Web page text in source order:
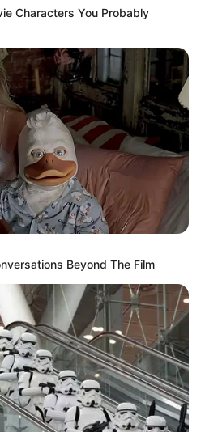
Characters You Probably
Beyond The Film